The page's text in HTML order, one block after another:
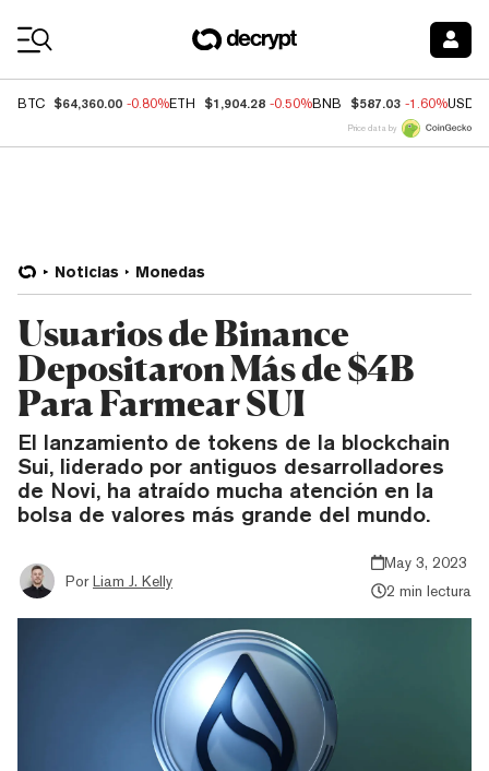
BTC $64,360.00 -0.80%ETH $1,904.28 -0.50%BNB $587.03 -1.60%USDC
Price data by
Noticias Monedas
Usuarios de Binance
Depositaron Más de $4B
Para Farmear SUI
El lanzamiento de tokens de la blockchain
Sui, liderado por antiguos desarrolladores
de Novi, ha atraído mucha atención en la
bolsa de valores más grande del mundo.
Por Liam J. Kelly
May 3, 2023
2 min lectura